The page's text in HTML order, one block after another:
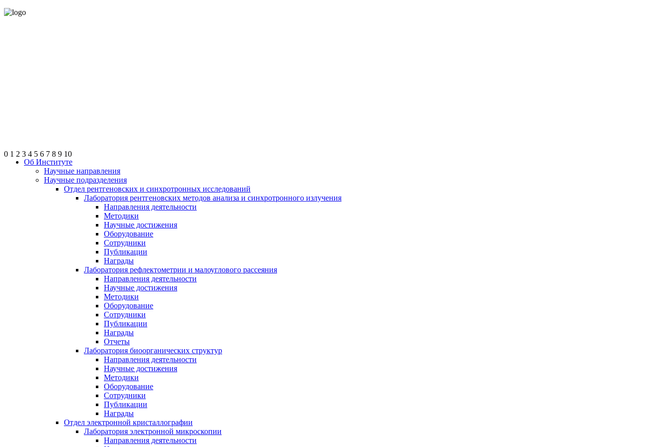
0 1 2 3 4 5 6 7 8 9 10
Об Институте
Научные направления
Научные подразделения
Отдел рентгеновских и синхротронных исследований
Лаборатория рентгеновских методов анализа и синхротронного излучения
Направления деятельности
Методики
Научные достижения
Оборудование
Сотрудники
Публикации
Награды
Лаборатория рефлектометрии и малоуглового рассеяния
Направления деятельности
Научные достижения
Методики
Оборудование
Сотрудники
Публикации
Награды
Отчеты
Лаборатория биоорганических структур
Направления деятельности
Научные достижения
Методики
Оборудование
Сотрудники
Публикации
Награды
Отдел электронной кристаллографии
Лаборатория электронной микроскопии
Направления деятельности